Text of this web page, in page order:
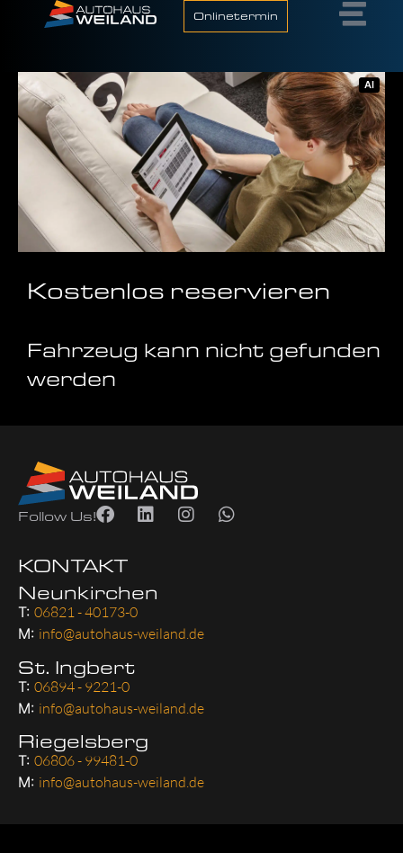
Onlinetermin
AI
Kos­ten­los reser­vie­ren
Fahr­zeug kann nicht gefun­den
wer­den
Follow Us!
KONTAKT
Neunkirchen
T: 06821 - 40173-0
M: info@autohaus-weiland.de
St. Ingbert
T: 06894 - 9221-0
M: info@autohaus-weiland.de
Riegelsberg
T: 06806 - 99481-0
M: info@autohaus-weiland.de